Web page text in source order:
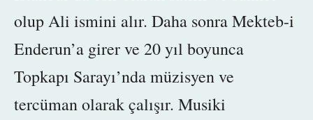
olupAli ismini alır. Daha sonraMekteb-i
Enderun’a girer ve 20 yıl boyunca
Topkapı Sarayı’nda müzisyen ve
tercüman olarak çalışır. Musiki